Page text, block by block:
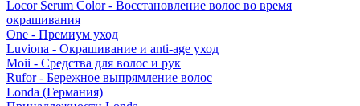
Locor Serum Color - Восстановление волос во время
окрашивания
One - Премиум уход
Luviona - Окрашивание и anti-age уход
Moii - Средства для волос и рук
Rufor - Бережное выпрямление волос
Londa (Германия)